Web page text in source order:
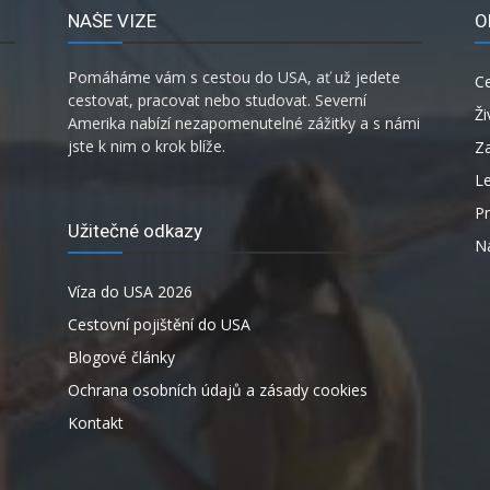
NAŠE VIZE
Pomáháme vám s cestou do USA, ať už jedete
cestovat, pracovat nebo studovat. Severní
Amerika nabízí nezapomenutelné zážitky a s námi
jste k nim o krok blíže.
Užitečné odkazy
Víza do USA 2026
Cestovní pojištění do USA
Blogové články
Ochrana osobních údajů a zásady cookies
Kontakt